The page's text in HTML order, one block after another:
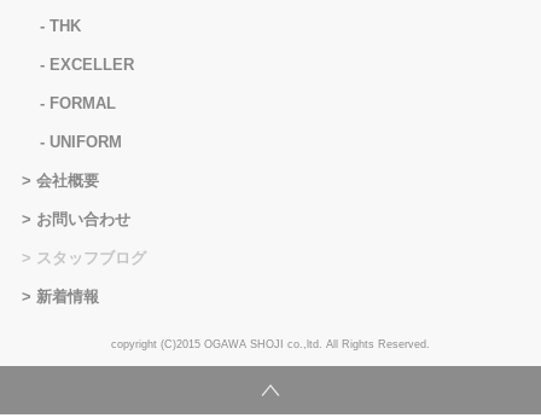
THK
EXCELLER
FORMAL
UNIFORM
会社概要
お問い合わせ
スタッフブログ
新着情報
copyright (C)2015 OGAWA SHOJI co.,ltd. All Rights Reserved.